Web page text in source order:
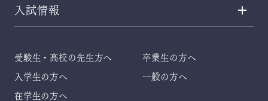
入試情報
受験生・高校の先生方へ
入学生の方へ
在学生の方へ
卒業生の方へ
一般の方へ